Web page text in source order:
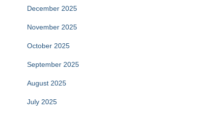
December 2025
November 2025
October 2025
September 2025
August 2025
July 2025